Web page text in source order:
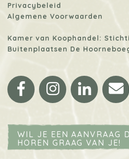
Privacybeleid
Algemene Voorwaarden
Kamer van Koophandel:
Buitenplaatsen De
Facebook
Instagram
LinkedIn
WIL JE EEN AANVRAAG
HOREN GRAAG VAN JE!